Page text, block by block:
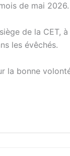
de mai 2026.
de la CET, à
les évêchés.
la bonne